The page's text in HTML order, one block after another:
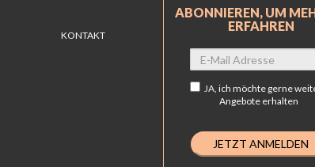
KONTAKT
ABONNIEREN, UM
ERFAHREN
JA,ich möchte gerne
Angebote erhalten